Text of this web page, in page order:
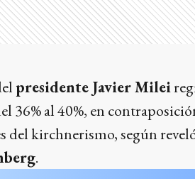
presidente Javier Milei
36% al 40%, en
del kirchnerismo, según
.